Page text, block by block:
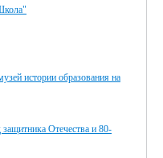
истории образования на
Отечества и 80-